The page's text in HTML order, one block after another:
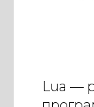
Lua —